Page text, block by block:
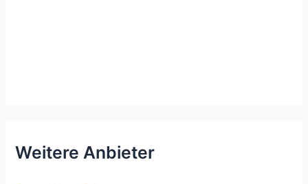
Weitere Anbieter